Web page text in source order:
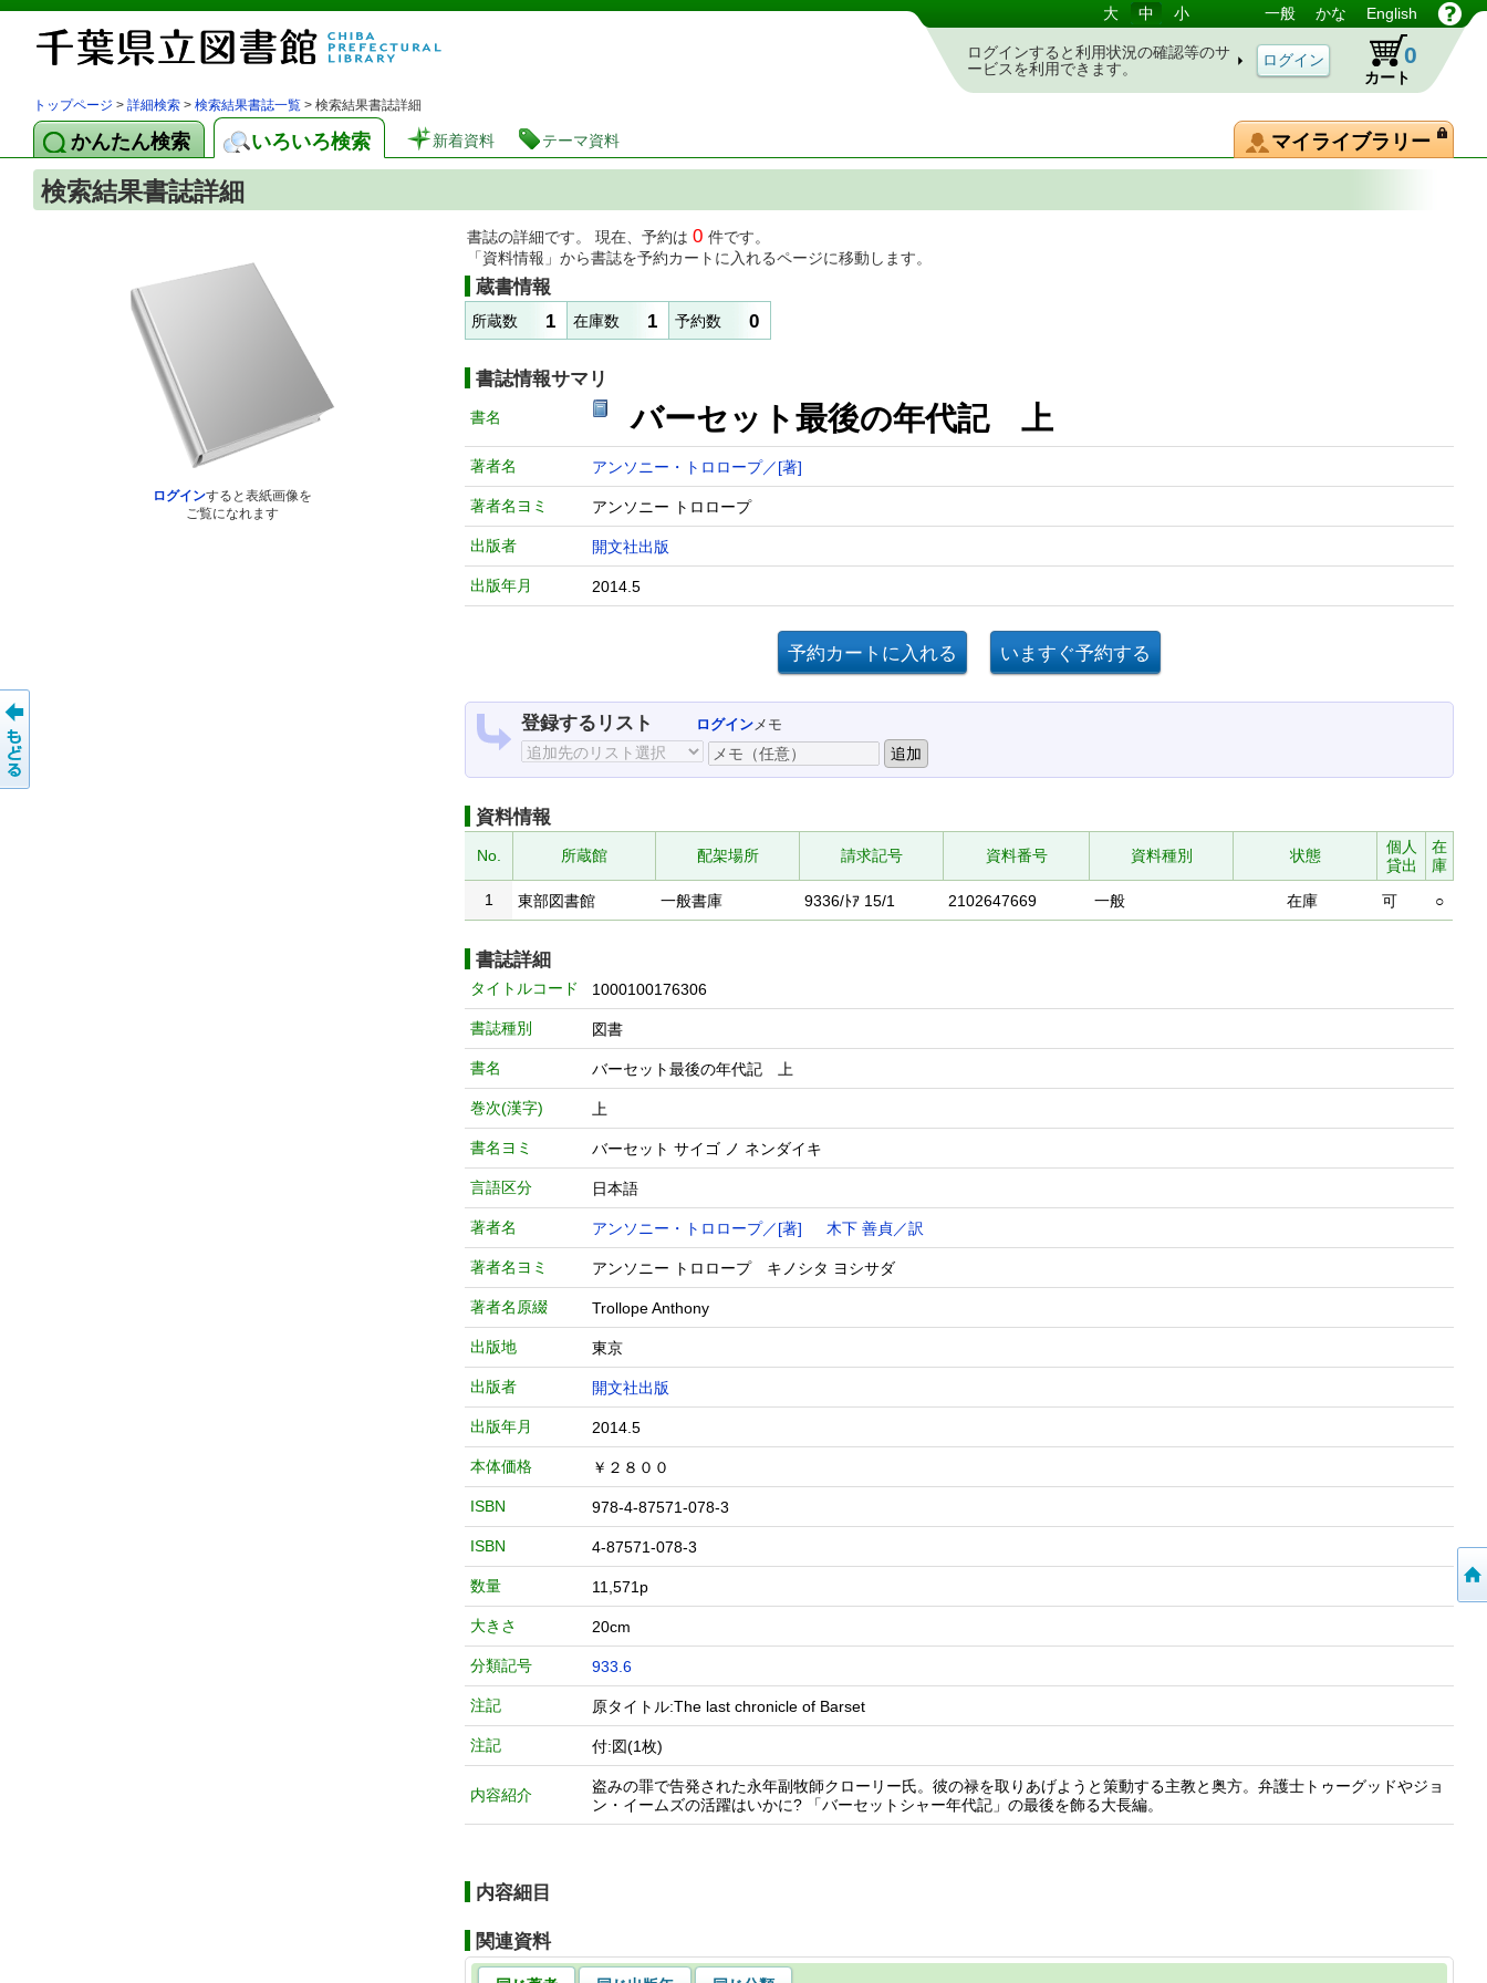
図書館 蔵書検索・予約システム 大 中 小 一般 かな English
ログインすると利用状況の確認等のサ
ービスを利用できます。
カート
0
トップページ > 詳細検索 > 検索結果書誌一覧 > 検索結果書誌詳細
かんたん検索 いろいろ検索 新着資料 テーマ資料 マイライブラリー
検索結果書誌詳細
ログインすると表紙画像を
ご覧になれます
書誌の詳細です。 現在、予約は 0 件です。
「資料情報」から書誌を予約カートに入れるページに移動します。
蔵書情報
所蔵数 1 在庫数 1 予約数 0
書誌情報サマリ
書名 バーセット最後の年代記 上
著者名 アンソニー・トロロープ／[著]
著者名ヨミ アンソニー トロロープ
出版者 開文社出版
出版年月 2014.5
登録するリスト ログインメモ
資料情報
No. 所蔵館 配架場所 請求記号 資料番号 資料種別 状態
個人
貸出
在
庫
1
東部図書館 一般書庫 9336/ﾄｱ 15/1 2102647669 一般 在庫 可 ○
書誌詳細
タイトルコード 1000100176306
書誌種別 図書
書名 バーセット最後の年代記 上
巻次(漢字) 上
書名ヨミ バーセット サイゴ ノ ネンダイキ
言語区分 日本語
著者名 アンソニー・トロロープ／[著] 木下 善貞／訳
著者名ヨミ アンソニー トロロープ キノシタ ヨシサダ
著者名原綴 Trollope Anthony
出版地 東京
出版者 開文社出版
出版年月 2014.5
本体価格 ￥２８００
ISBN 978-4-87571-078-3
ISBN 4-87571-078-3
数量 11,571p
大きさ 20cm
分類記号 933.6
注記 原タイトル:The last chronicle of Barset
注記 付:図(1枚)
内容紹介
盗みの罪で告発された永年副牧師クローリー氏。彼の禄を取りあげようと策動する主教と奥方。弁護士トゥーグッドやジョ
ン・イームズの活躍はいかに? 「バーセットシャー年代記」の最後を飾る大長編。
内容細目
関連資料